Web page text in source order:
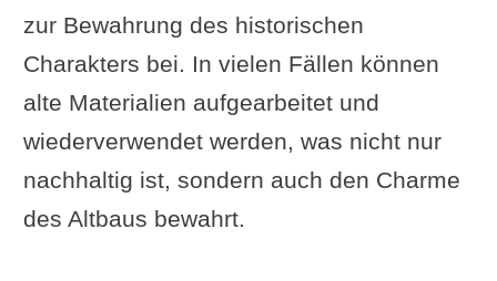
zur Bewahrung des historischen
Charakters bei. In vielen Fällen können
alte Materialien aufgearbeitet und
wiederverwendet werden, was nicht nur
nachhaltig ist, sondern auch den Charme
des Altbaus bewahrt.